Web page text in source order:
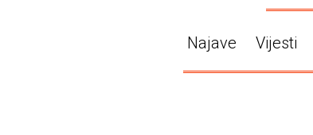
Najave Vijesti